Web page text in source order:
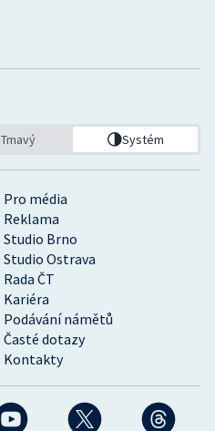
Pro média
Reklama
Studio Brno
Studio Ostrava
Rada ČT
Kariéra
Podávání námětů
Časté dotazy
Kontakty
Tmavý Systém